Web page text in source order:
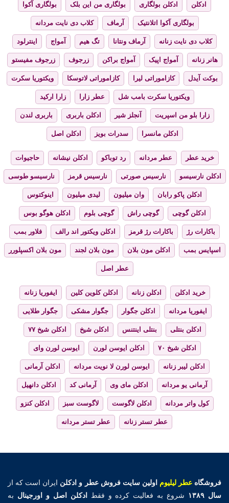
ادکلن ادکلن بولگاری بولگاری من این بلک بولگاری آکوا
بولگاری آکوا اتلانتیک آرماف کلاب دی نایت مردانه
کلاب دی نایت زنانه آرماف ونتانا تگ هیم آمواج اینترلود
هانر زنانه آمواج اپیک آمواج براکن زرجوف زرجوف مفیستو
بوکت آیدل کازاموراتی لیرا کازاموراتی لاتوسکا ویکتوریا سکرت
ویکتوریا سکرت بامب شل عطر زارا زارا ارکید
زارا بلو من اسپریت آنجلز شیر ادکلن باربری باربری لندن
ادکلن مانسرا سدرات بویز ادکلن اصل
خرید عطر عطر مردانه رد توباکو ادکلن نیشانه حاجیوات
ادکلن نارسیسو نارسیس صورتی نارسیس قرمز نارسیسو طوسی
ادکلن پاکو رابان وان میلیون لیدی میلیون اینوکتوس
ادکلن گوچی گوچی راش گوچی بلوم ادکلن هوگو بوس
باکارات رژ باکارات رژ قرمز ادکلن ویکتور اند رالف فلاور بمب
اسپایس بمب ادکلن مون بلان مون بلان لجند مون بلان اکسپلورر
عطر اصل
خرید ادکلن ادکلن زنانه ادکلن کلوین کلین ایفوریا زنانه
ایفوریا مردانه ادکلن جگوار جگوار مشکی جگوار طلایی
ادکلن بنتلی بنتلی اینتنس ادکلن شیخ ادکلن شیخ ۷۷
ادکلن شیخ ۷۰ ادکلن ایوسن لورن ایوسن لورن وای
ادکلن لیبر زنانه ایوسن لورن لا نویت مردانه ادکلن آرمانی
آرمانی یو مردانه ادکلن مای وی آرمانی کد ادکلن دانهیل
کول واتر مردانه ادکلن لاگوست لاگوست سبز ادکلن کنزو
عطر تستر زنانه عطر تستر مردانه
فروشگاهعطر لیلیوم اولین سایت فروش عطر و ادکلن ایران است که از
سال ۱۳۸۹
شروع به فعالیت کرده و فقط ادکلن اصل و اورجینال به